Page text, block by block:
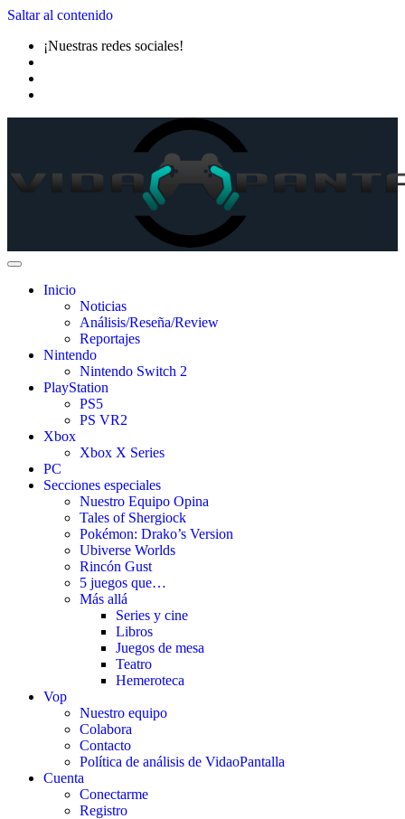
Saltar al contenido
¡Nuestras redes sociales!
Inicio
Noticias
Análisis/Reseña/Review
Reportajes
Nintendo
Nintendo Switch 2
PlayStation
PS5
PS VR2
Xbox
Xbox X Series
PC
Secciones especiales
Nuestro Equipo Opina
Tales of Shergiock
Pokémon: Drako’s Version
Ubiverse Worlds
Rincón Gust
5 juegos que…
Más allá
Series y cine
Libros
Juegos de mesa
Teatro
Hemeroteca
Vop
Nuestro equipo
Colabora
Contacto
Política de análisis de VidaoPantalla
Cuenta
Conectarme
Registro